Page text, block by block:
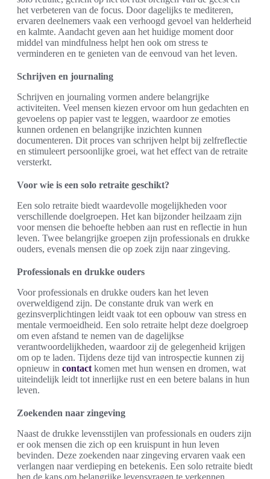
het verbeteren van de focus. Door dagelijks te mediteren,
ervaren deelnemers vaak een verhoogd gevoel van helderheid
en kalmte. Aandacht geven aan het huidige moment door
middel van mindfulness helpt hen ook om stress te
verminderen en te genieten van de eenvoud van het leven.
Schrijven en journaling
Schrijven en journaling vormen andere belangrijke
activiteiten. Veel mensen kiezen ervoor om hun gedachten en
gevoelens op papier vast te leggen, waardoor ze emoties
kunnen ordenen en belangrijke inzichten kunnen
documenteren. Dit proces van schrijven helpt bij zelfreflectie
en stimuleert persoonlijke groei, wat het effect van de retraite
versterkt.
Voor wie is een solo retraite geschikt?
Een solo retraite biedt waardevolle mogelijkheden voor
verschillende doelgroepen. Het kan bijzonder heilzaam zijn
voor mensen die behoefte hebben aan rust en reflectie in hun
leven. Twee belangrijke groepen zijn professionals en drukke
ouders, evenals mensen die op zoek zijn naar zingeving.
Professionals en drukke ouders
Voor professionals en drukke ouders kan het leven
overweldigend zijn. De constante druk van werk en
gezinsverplichtingen leidt vaak tot een opbouw van stress en
mentale vermoeidheid. Een solo retraite helpt deze doelgroep
om even afstand te nemen van de dagelijkse
verantwoordelijkheden, waardoor zij de gelegenheid krijgen
om op te laden. Tijdens deze tijd van introspectie kunnen zij
opnieuw in contact komen met hun wensen en dromen, wat
uiteindelijk leidt tot innerlijke rust en een betere balans in hun
leven.
Zoekenden naar zingeving
Naast de drukke levensstijlen van professionals en ouders zijn
er ook mensen die zich op een kruispunt in hun leven
bevinden. Deze zoekenden naar zingeving ervaren vaak een
verlangen naar verdieping en betekenis. Een solo retraite biedt